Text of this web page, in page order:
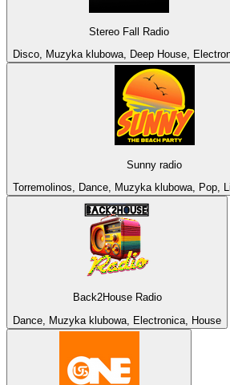
Stereo Fall Radio
Disco, Muzyka klubowa, Deep House,
Sunny radio
Torremolinos, Dance, Muzyka klubowa, Pop,
Back2House Radio
Dance, Muzyka klubowa, Electronica, House